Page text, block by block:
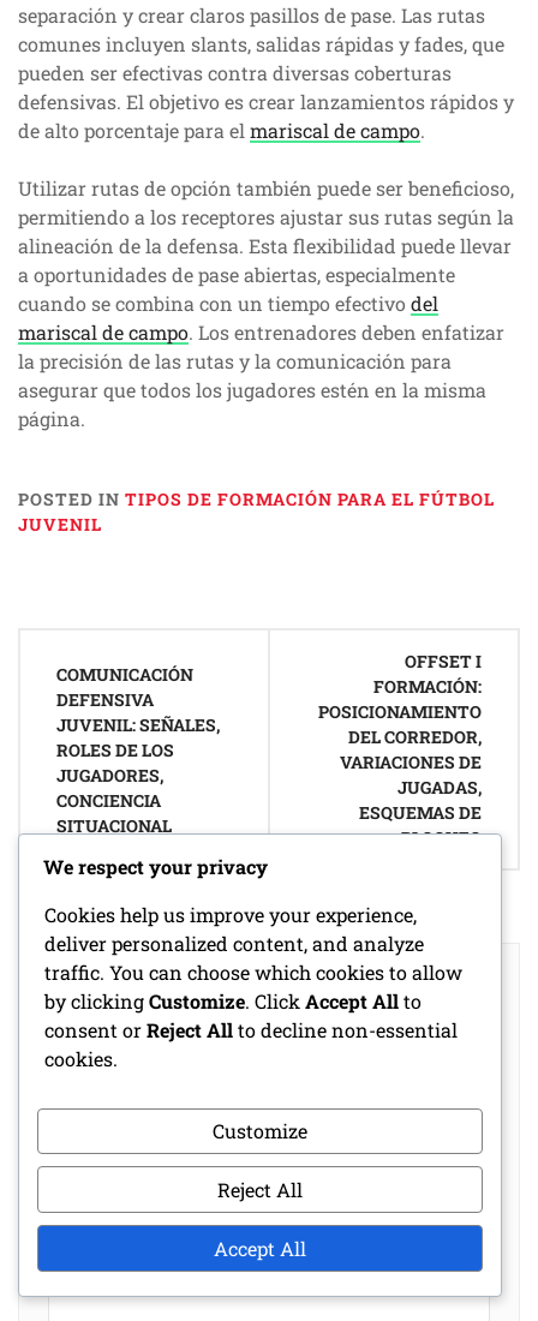
separación y crear claros pasillos de pase. Las rutas
comunes incluyen slants, salidas rápidas y fades, que
pueden ser efectivas contra diversas coberturas
defensivas. El objetivo es crear lanzamientos rápidos y
de alto porcentaje para el mariscal de campo.
Utilizar rutas de opción también puede ser beneficioso,
permitiendo a los receptores ajustar sus rutas según la
alineación de la defensa. Esta flexibilidad puede llevar
a oportunidades de pase abiertas, especialmente
cuando se combina con un tiempo efectivo del
mariscal de campo. Los entrenadores deben enfatizar
la precisión de las rutas y la comunicación para
asegurar que todos los jugadores estén en la misma
página.
POSTED IN TIPOS DE FORMACIÓN PARA EL FÚTBOL
JUVENIL
navigation
COMUNICACIÓN
DEFENSIVA
JUVENIL: SEÑALES,
ROLES DE LOS
JUGADORES,
CONCIENCIA
SITUACIONAL
OFFSET I
FORMACIÓN:
POSICIONAMIENTO
DEL CORREDOR,
VARIACIONES DE
JUGADAS,
ESQUEMAS DE
BLOQUEO
LEAVE A REPLY
Your email address will not be published.
Required fields are marked
Comment
We respect your privacy
Cookies help us improve your experience,
deliver personalized content, and analyze
traffic. You can choose which cookies to allow
by clickingCustomize. Click Accept Allto
consent orReject Allto decline non-essential
cookies.
Customize
Reject All
Accept All